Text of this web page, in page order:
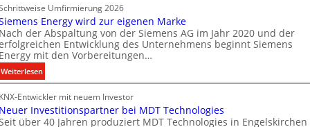
s
t
e
c
h
n
i
k
t
e
n
Umfirmierung 2026
Energy wird zur eigenen Marke
der Abspaltung von der Siemens AG im Jahr 2020 und der
Entwicklung des Unternehmens beginnt Siemens
mit den Vorbereitungen…
Weiterlesen:
S
i
e
m
Entwickler mit neuem Investor
Investitionspartner bei MDT Technologies
über 40 Jahren produziert MDT Technologies in Engelskirchen